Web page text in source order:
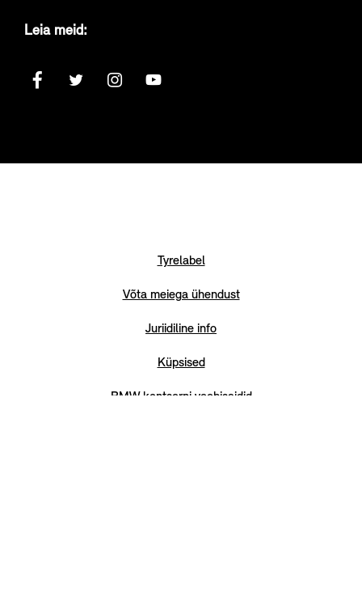
Leia meid:
Tyrelabel
Võta meiega ühendust
Juriidiline info
Küpsised
BMW kontserni veebisaidid